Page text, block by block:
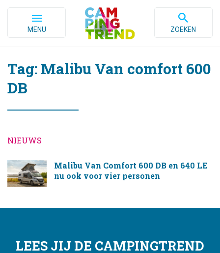
MENU ZOEKEN
Tag: Malibu Van comfort 600
DB
NIEUWS
Malibu Van Comfort 600 DB en 640 LE
nu ook voor vier personen
LEES JIJ DE CAMPINGTREND